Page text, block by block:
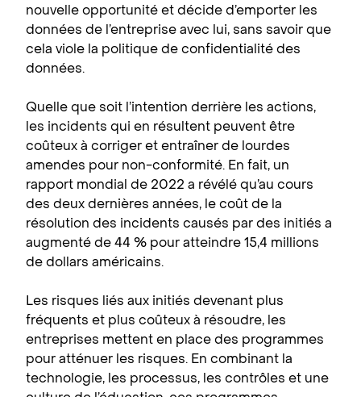
nouvelle opportunité et décide d’emporter les
données de l’entreprise avec lui, sans savoir que
cela viole la politique de confidentialité des
données.
Quelle que soit l’intention derrière les actions,
les incidents qui en résultent peuvent être
coûteux à corriger et entraîner de lourdes
amendes pour non-conformité. En fait, un
rapport mondial de 2022 a révélé qu’au cours
des deux dernières années, le coût de la
résolution des incidents causés par des initiés a
augmenté de 44 % pour atteindre 15,4 millions
de dollars américains.
Les risques liés aux initiés devenant plus
fréquents et plus coûteux à résoudre, les
entreprises mettent en place des programmes
pour atténuer les risques. En combinant la
technologie, les processus, les contrôles et une